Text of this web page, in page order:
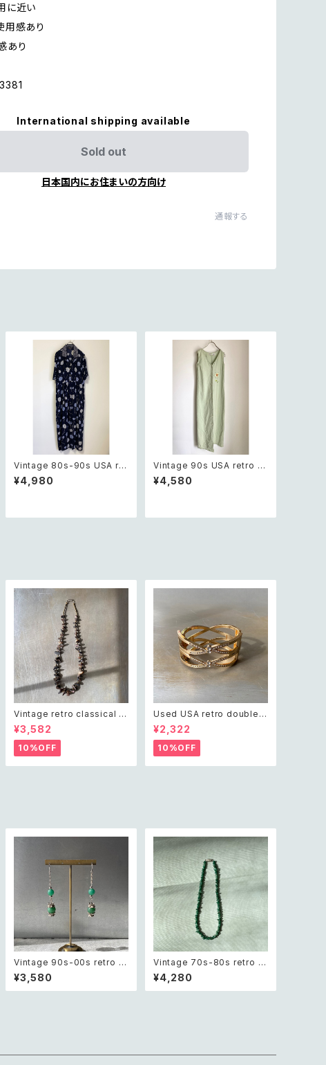
に近い
用感あり
あり
International shipping available
Sold out
日本国内にお住まいの方向け
通報する
Vintage 80s-90s USA ret
ro botanical flower patte
rn navy blue one long pi
ー 花柄 ネイビー 紺色 ロング
¥4,980
Vintage 90s USA retro b
otanical sun flower desi
gn light green sleeveles
ニカル フラワー ひまわり柄 ラ
¥4,580
Vintage retro classical ro
ugh cut shell beads nec
klace レトロ ヴィンテージ ア
クセサリー クラシカル ラフカ
ット シェル ビーズ ネックレス
¥3,582
10%OFF
Used USA retro double c
ross crystal bijou bangle
レトロ アメリカ ユーズド アク
セサリー ゴールド ダブル クロ
ス ビジュー バングル
¥2,322
10%OFF
Vintage 90s-00s retro gr
een aventurine pierce レ
トロ ヴィンテージ アクセサリ
ー 天然石 グリーンアベンチュ
¥3,580
Vintage 70s-80s retro ro
ugh cut green aventurine
necklace レトロ ヴィンテー
ジ アクセサリー 天然石 ラフ
¥4,280